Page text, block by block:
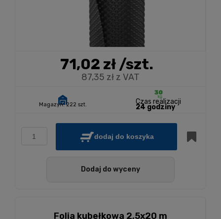
71,02 zł/szt.
87,35 zł z VAT
Magazyn: 222 szt. Czas realizacji
24 godziny
dodaj do koszyka
Dodaj do wyceny
Folia kubełkowa 2,5x20 m